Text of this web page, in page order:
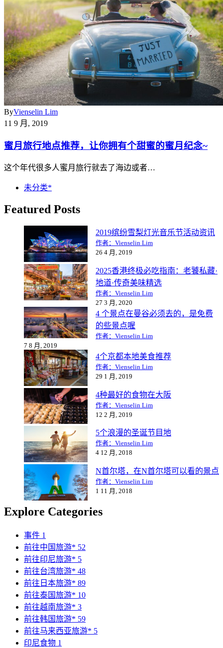
ByVienselin Lim
11 9 月, 2019
蜜月旅行地点推荐，让你拥有个甜蜜的蜜月纪念~
这个年代很多人蜜月旅行就去了海边或者…
未分类*
Featured Posts
2019缤纷雪梨灯光音乐节活动资讯
作者：Vienselin Lim
26 4 月, 2019
2025香港终极必吃指南：老饕私藏·
地道·传奇美味精选
作者：Vienselin Lim
27 3 月, 2020
4 个景点在曼谷必须去的，是免费
的些景点喔
作者：Vienselin Lim
7 8 月, 2019
4个京都本地美食推荐
作者：Vienselin Lim
29 1 月, 2019
4种最好的食物在大阪
作者：Vienselin Lim
12 2 月, 2019
5个浪漫的圣诞节目地
作者：Vienselin Lim
4 12 月, 2018
N首尔塔，在N首尔塔可以看的景点
作者：Vienselin Lim
1 11 月, 2018
Explore Categories
事件 1
前往中国旅游* 52
前往印尼旅游* 5
前往台湾旅游* 48
前往日本旅游* 89
前往泰国旅游* 10
前往越南旅游* 3
前往韩国旅游* 59
前往马来西亚旅游* 5
印尼食物 1